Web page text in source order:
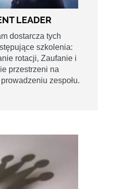
LEADER
dostarcza tych
szkolenia:
rotacji, Zaufanie i
przestrzeni na
zespołu.